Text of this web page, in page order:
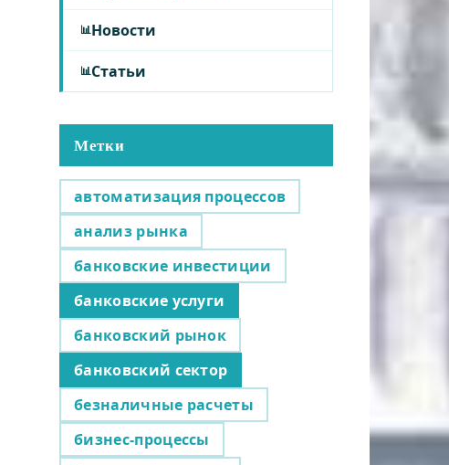
Новости
Статьи
Метки
автоматизация процессов
анализ рынка
банковские инвестиции
банковские услуги
банковский рынок
банковский сектор
безналичные расчеты
бизнес-процессы